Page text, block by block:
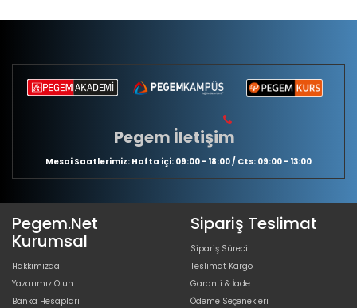
Pegem İletişim
Mesai Saatlerimiz: Hafta içi: 09:00 - 18:00 / Cts: 09:00 - 13:00
Pegem.Net
Kurumsal
Hakkımızda
Yazarımız Olun
Banka Hesapları
Sipariş Teslimat
Sipariş Süreci
Teslimat Kargo
Garanti & İade
Ödeme Seçenekleri